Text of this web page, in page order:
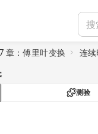
章：傅里叶变换 连
测验